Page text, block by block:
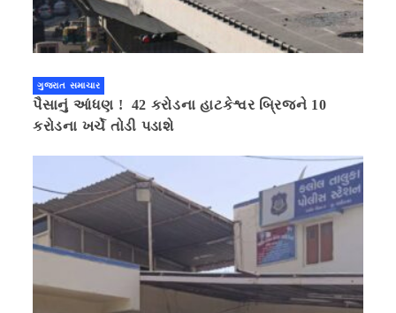
ગુજરાત સમાચાર
પૈસાનું આંધણ ! 42 કરોડના હાટકેશ્વર બ્રિજને 10
કરોડના ખર્ચે તોડી પડાશે